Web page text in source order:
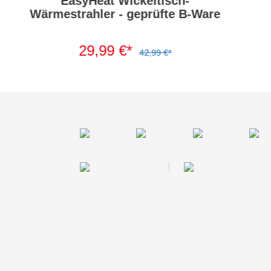
Wärmestrahler - geprüfte B-Ware
29,99 €* 42,99 €*